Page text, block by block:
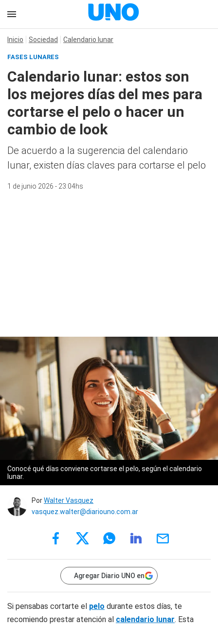
Inicio Sociedad Calendario lunar
FASES LUNARES
Calendario lunar: estos son
los mejores días del mes para
cortarse el pelo o hacer un
cambio de look
De acuerdo a la sugerencia del calendario
lunar, existen días claves para cortarse el pelo
1 de junio 2026 - 23:04hs
Conocé qué días conviene cortarse el pelo, según el calendario
lunar.
PorWalter Vasquez
vasquez.walter@diariouno.com.ar
Agregar Diario UNO en
Si pensabas cortarte el pelo durante estos días, te
recomiendo prestar atención al calendario lunar. Esta